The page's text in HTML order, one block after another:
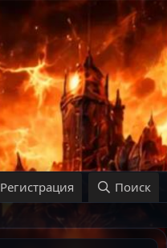
Регистрация Поиск